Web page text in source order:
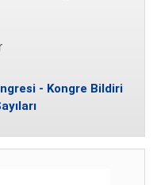
- Kongre Bildiri